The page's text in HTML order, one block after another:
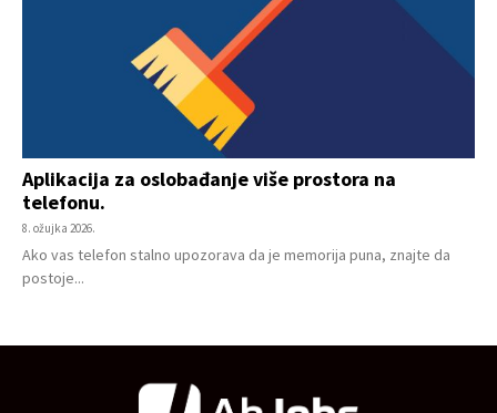
Aplikacija za oslobađanje više prostora na
telefonu.
8. ožujka 2026.
Ako vas telefon stalno upozorava da je memorija puna, znajte da
postoje...